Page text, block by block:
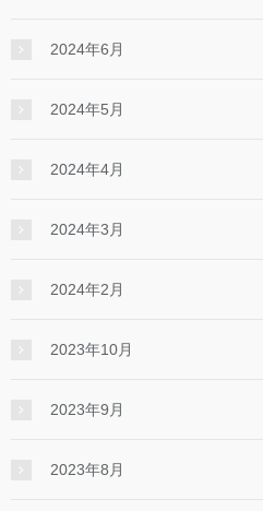
2024年6月
2024年5月
2024年4月
2024年3月
2024年2月
2023年10月
2023年9月
2023年8月